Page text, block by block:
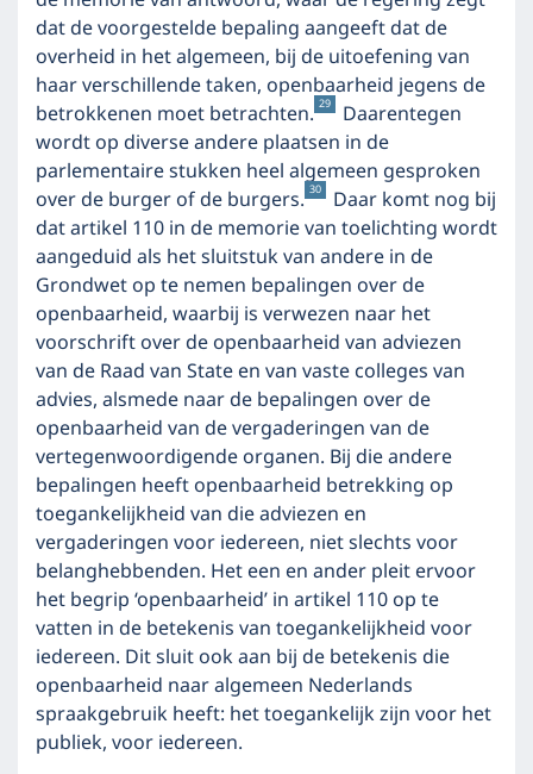
dat de voorgestelde bepaling aangeeft dat de
overheid in het algemeen, bij de uitoefening van
haar verschillende taken, openbaarheid jegens de
betrokkenen moet betrachten. 29
Daarentegen
wordt op diverse andere plaatsen in de
parlementaire stukken heel algemeen gesproken
over de burger of de burgers. 30
Daar komt nog bij
dat artikel 110 in de memorie van toelichting wordt
aangeduid als het sluitstuk van andere in de
Grondwet op te nemen bepalingen over de
openbaarheid, waarbij is verwezen naar het
voorschrift over de openbaarheid van adviezen
van de Raad van State en van vaste colleges van
advies, alsmede naar de bepalingen over de
openbaarheid van de vergaderingen van de
vertegenwoordigende organen. Bij die andere
bepalingen heeft openbaarheid betrekking op
toegankelijkheid van die adviezen en
vergaderingen voor iedereen, niet slechts voor
belanghebbenden. Het een en ander pleit ervoor
het begrip ‘openbaarheid’ in artikel 110 op te
vatten in de betekenis van toegankelijkheid voor
iedereen. Dit sluit ook aan bij de betekenis die
openbaarheid naar algemeen Nederlands
spraakgebruik heeft: het toegankelijk zijn voor het
publiek, voor iedereen.